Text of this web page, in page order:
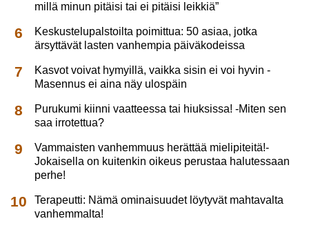
millä minun pitäisi tai ei pitäisi leikkiä”
Keskustelupalstoilta poimittua: 50 asiaa, jotka
ärsyttävät lasten vanhempia päiväkodeissa
Kasvot voivat hymyillä, vaikka sisin ei voi hyvin -
Masennus ei aina näy ulospäin
Purukumi kiinni vaatteessa tai hiuksissa! -Miten sen
saa irrotettua?
Vammaisten vanhemmuus herättää mielipiteitä!-
Jokaisella on kuitenkin oikeus perustaa halutessaan
perhe!
Terapeutti: Nämä ominaisuudet löytyvät mahtavalta
vanhemmalta!